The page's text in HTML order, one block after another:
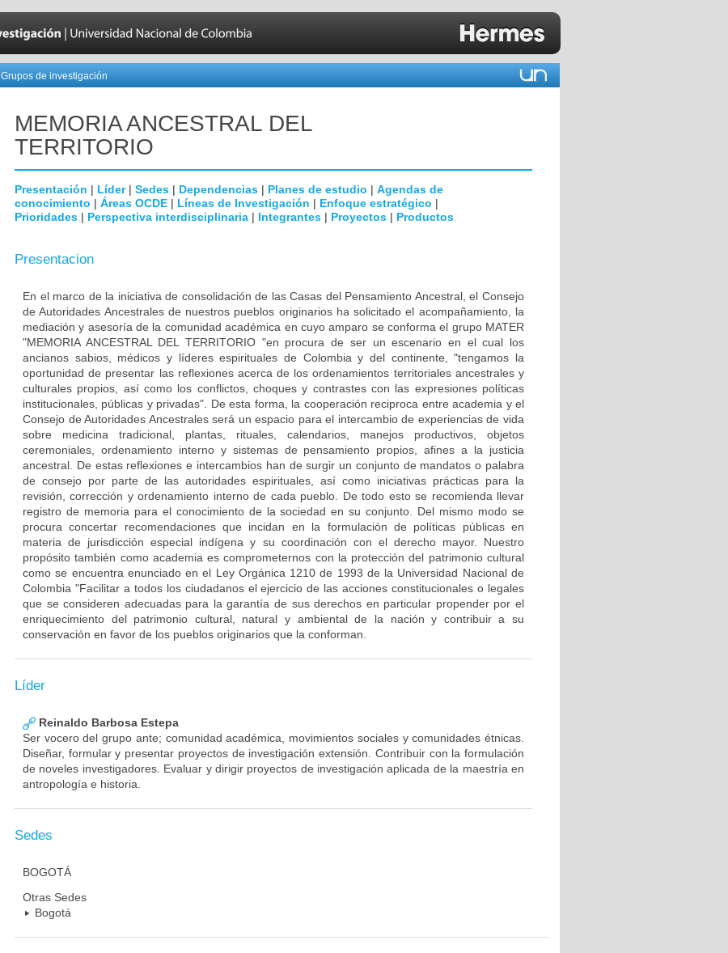
Grupos de investigación
MEMORIA ANCESTRAL DEL
TERRITORIO
Presentación | Líder| Sedes | Dependencias | Planes de estudio | Agendas de
conocimiento | Áreas OCDE | Líneas de Investigación | Enfoque estratégico |
Prioridades | Perspectiva interdisciplinaria | Integrantes | Proyectos | Productos
Presentacion
En el marco de la iniciativa de consolidación de las Casas del Pensamiento Ancestral, el Consejo
de Autoridades Ancestrales de nuestros pueblos originarios ha solicitado el acompañamiento, la
mediación y asesoría de la comunidad académica en cuyo amparo se conforma el grupo MATER
"MEMORIA ANCESTRAL DEL TERRITORIO "en procura de ser un escenario en el cual los
ancianos sabios, médicos y líderes espirituales de Colombia y del continente, "tengamos la
oportunidad de presentar las reflexiones acerca de los ordenamientos territoriales ancestrales y
culturales propios, así como los conflictos, choques y contrastes con las expresiones políticas
institucionales, públicas y privadas". De esta forma, la cooperación reciproca entre academia y el
Consejo de Autoridades Ancestrales será un espacio para el intercambio de experiencias de vida
sobre medicina tradicional, plantas, rituales, calendarios, manejos productivos, objetos
ceremoniales, ordenamiento interno y sistemas de pensamiento propios, afines a la justicia
ancestral. De estas reflexiones e intercambios han de surgir un conjunto de mandatos o palabra
de consejo por parte de las autoridades espirituales, así como iniciativas prácticas para la
revisión, corrección y ordenamiento interno de cada pueblo. De todo esto se recomienda llevar
registro de memoria para el conocimiento de la sociedad en su conjunto. Del mismo modo se
procura concertar recomendaciones que incidan en la formulación de políticas públicas en
materia de jurisdicción especial indígena y su coordinación con el derecho mayor. Nuestro
propósito también como academia es comprometernos con la protección del patrimonio cultural
como se encuentra enunciado en el Ley Orgánica 1210 de 1993 de la Universidad Nacional de
Colombia "Facilitar a todos los ciudadanos el ejercicio de las acciones constitucionales o legales
que se consideren adecuadas para la garantía de sus derechos en particular propender por el
enriquecimiento del patrimonio cultural, natural y ambiental de la nación y contribuir a su
conservación en favor de los pueblos originarios que la conforman.
Líder
Reinaldo Barbosa Estepa
Ser vocero del grupo ante; comunidad académica, movimientos sociales y comunidades étnicas.
Diseñar, formular y presentar proyectos de investigación extensión. Contribuir con la formulación
de noveles investigadores. Evaluar y dirigir proyectos de investigación aplicada de la maestría en
antropología e historia.
Sedes
BOGOTÁ
Otras Sedes
Bogotá